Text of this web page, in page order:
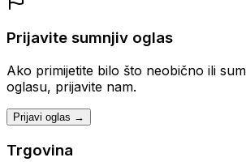
Prijavite sumnjiv oglas
Ako primijetite bilo što neobično ili
oglasu, prijavite nam.
Prijavi oglas →
Trgovina